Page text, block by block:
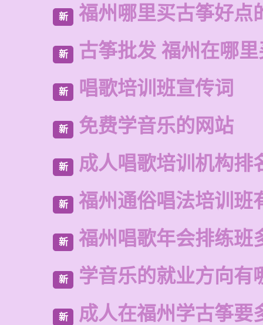
新 福州哪里买古筝好点
新 古筝批发 福州在哪
新 唱歌培训班宣传词
新 免费学音乐的网站
新 成人唱歌培训机构排
新 福州通俗唱法培训班
新 福州唱歌年会排练班
新 学音乐的就业方向有
新 成人在福州学古筝要